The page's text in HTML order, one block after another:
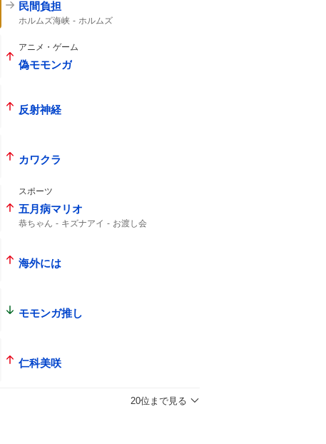
民間負担
ホルムズ海峡 ホルムズ
アニメ・ゲーム
偽モモンガ
反射神経
カワクラ
スポーツ
五月病マリオ
恭ちゃん キズナアイ お渡し会
海外には
モモンガ推し
仁科美咲
20位まで見る